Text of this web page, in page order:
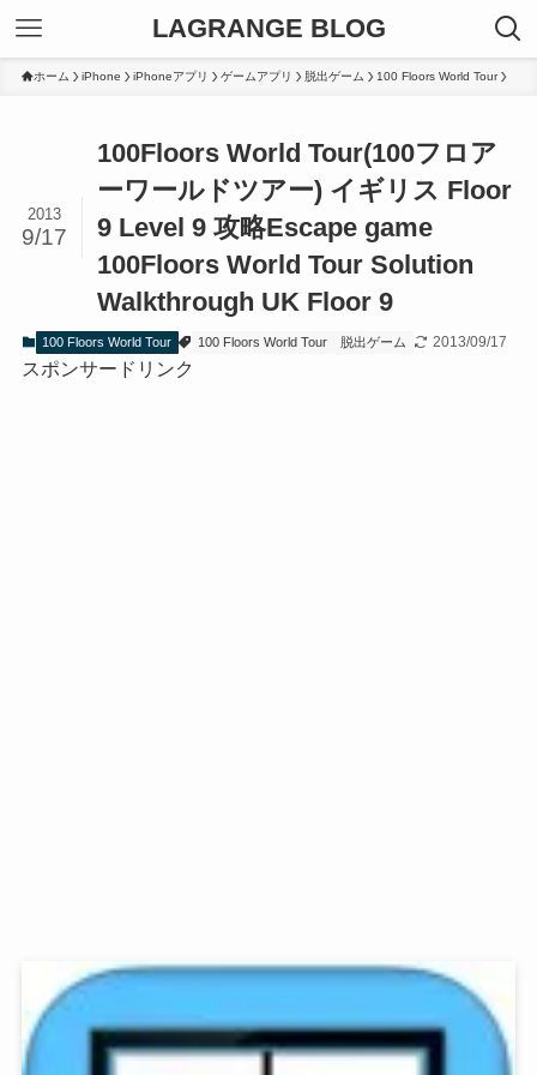
LAGRANGE BLOG
ホーム iPhone iPhoneアプリ ゲームアプリ 脱出ゲーム 100 Floors World Tour
100Floors World Tour(100フロア
ーワールドツアー) イギリス Floor
9 Level 9 攻略Escape game
100Floors World Tour Solution
Walkthrough UK Floor 9
2013
9/17
100 Floors World Tour 100 Floors World Tour 脱出ゲーム 2013/09/17
スポンサードリンク